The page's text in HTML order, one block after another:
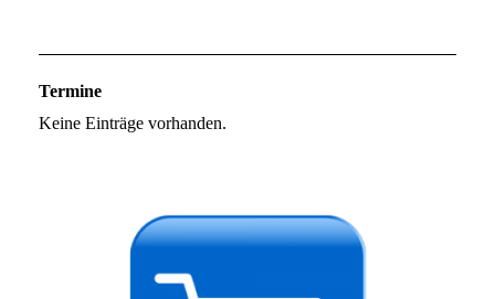
Termine
Keine Einträge vorhanden.